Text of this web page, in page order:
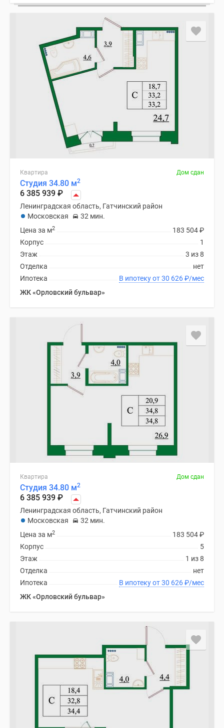
Квартира Дом сдан
Студия 34.80 м2
6 385 939 ₽
Ленинградская область, Гатчинский район
Московская
32 мин.
183 504₽
Цена за м2
1
Корпус
3 из 8
Этаж
нет
Отделка
В ипотеку от 30 626₽/мес
Ипотека
ЖК «Орловский бульвар»
Квартира Дом сдан
Студия 34.80 м2
6 385 939 ₽
Ленинградская область, Гатчинский район
Московская
32 мин.
183 504₽
Цена за м2
5
Корпус
1 из 8
Этаж
нет
Отделка
В ипотеку от 30 626₽/мес
Ипотека
ЖК «Орловский бульвар»